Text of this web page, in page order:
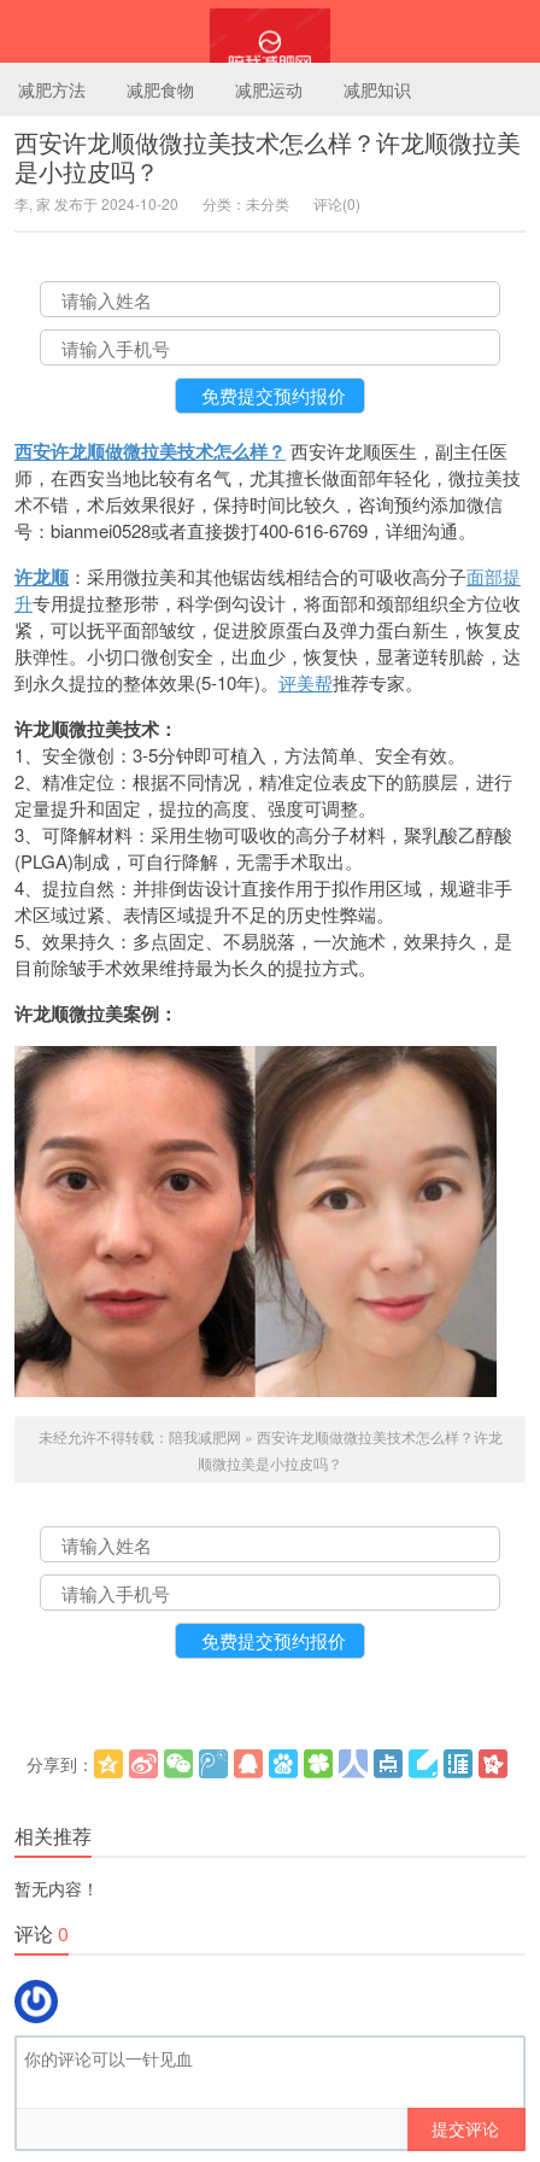
减肥方法 减肥食物 减肥运动 减肥知识
西安许龙顺做微拉美技术怎么样？许龙顺微拉美
是小拉皮吗？
李, 家 发布于 2024-10-20 分类：未分类 评论(0)
西安许龙顺做微拉美技术怎么样？ 西安许龙顺医生，副主任医
师，在西安当地比较有名气，尤其擅长做面部年轻化，微拉美技
术不错，术后效果很好，保持时间比较久，咨询预约添加微信
号：bianmei0528或者直接拨打400-616-6769，详细沟通。
许龙顺 ：采用微拉美和其他锯齿线相结合的可吸收高分子面部提
升专用提拉整形带，科学倒勾设计，将面部和颈部组织全方位收
紧，可以抚平面部皱纹，促进胶原蛋白及弹力蛋白新生，恢复皮
肤弹性。小切口微创安全，出血少，恢复快，显著逆转肌龄，达
到永久提拉的整体效果(5-10年)。 评美帮推荐专家。
许龙顺微拉美技术：
1、安全微创：3-5分钟即可植入，方法简单、安全有效。
2、精准定位：根据不同情况，精准定位表皮下的筋膜层，进行
定量提升和固定，提拉的高度、强度可调整。
3、可降解材料：采用生物可吸收的高分子材料，聚乳酸乙醇酸
(PLGA)制成，可自行降解，无需手术取出。
4、提拉自然：并排倒齿设计直接作用于拟作用区域，规避非手
术区域过紧、表情区域提升不足的历史性弊端。
5、效果持久：多点固定、不易脱落，一次施术，效果持久，是
目前除皱手术效果维持最为长久的提拉方式。
许龙顺微拉美案例：
未经允许不得转载： 陪我减肥网 » 西安许龙顺做微拉美技术怎么样？许龙
顺微拉美是小拉皮吗？
分享到：
相关推荐
暂无内容！
评论0
提交评论